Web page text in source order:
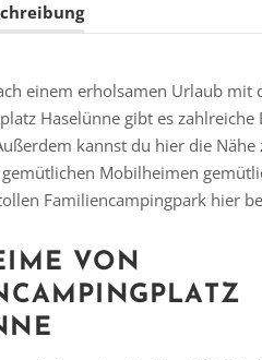
einem erholsamen Urlaub mit
Haselünne gibt es
kannst du hier die Nähe
Mobilheimen
Familiencampingpark hier
VON